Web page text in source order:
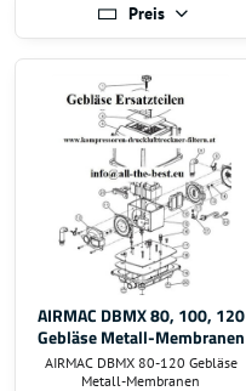
Preis
AIRMAC DBMX 80, 100, 120
Gebläse Metall-Membranen
AIRMAC DBMX 80-120 Gebläse
Metall-Membranen